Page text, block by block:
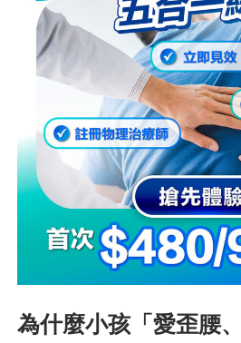
為什麼小孩「愛歪腰